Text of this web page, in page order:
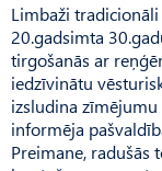
Limbaži
20.gadsimta
tirgošanās ar
iedzīvinātu
izsludina zīmējumu
informēja
Preimane, radušās